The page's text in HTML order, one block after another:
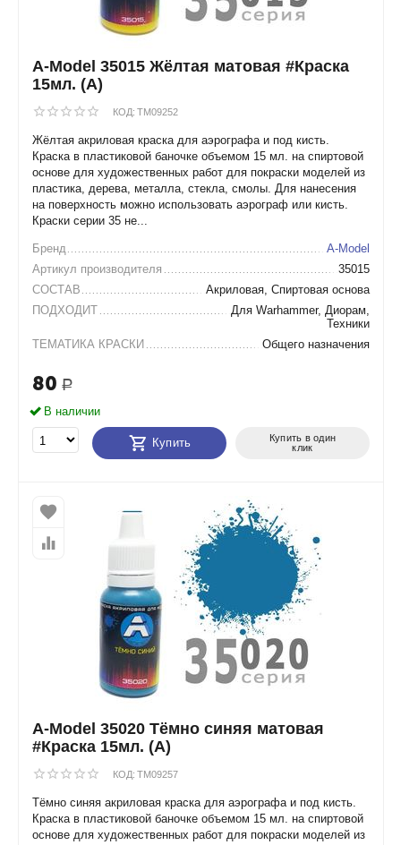
A-Model 35015 Жёлтая матовая #Краска
15мл. (А)
КОД: TM09252
Жёлтая акриловая краска для аэрографа и под кисть.
Краска в пластиковой баночке объемом 15 мл. на спиртовой
основе для художественных работ для покраски моделей из
пластика, дерева, металла, стекла, смолы. Для нанесения
на поверхность можно использовать аэрограф или кисть.
Краски серии 35 не...
Бренд
A-Model
Артикул производителя
35015
СОСТАВ
Акриловая, Спиртовая основа
ПОДХОДИТ
Для Warhammer, Диорам,
Техники
ТЕМАТИКА КРАСКИ
Общего назначения
80 Р
В наличии
Купить
Купить в один
клик
A-Model 35020 Тёмно синяя матовая
#Краска 15мл. (А)
КОД: TM09257
Тёмно синяя акриловая краска для аэрографа и под кисть.
Краска в пластиковой баночке объемом 15 мл. на спиртовой
основе для художественных работ для покраски моделей из